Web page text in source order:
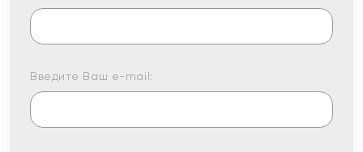
Введите Ваш e-mail: